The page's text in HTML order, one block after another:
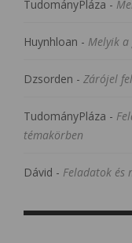
TudományPláza -
Huynhloan - Melyik a
Dzsorden - Zárójel
TudományPláza -
témakörben
Dávid - Feladatok és